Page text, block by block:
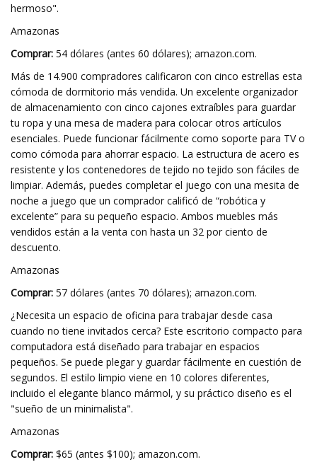
hermoso".
Amazonas
Comprar: 54 dólares (antes 60 dólares); amazon.com.
Más de 14.900 compradores calificaron con cinco estrellas esta
cómoda de dormitorio más vendida. Un excelente organizador
de almacenamiento con cinco cajones extraíbles para guardar
tu ropa y una mesa de madera para colocar otros artículos
esenciales. Puede funcionar fácilmente como soporte para TV o
como cómoda para ahorrar espacio. La estructura de acero es
resistente y los contenedores de tejido no tejido son fáciles de
limpiar. Además, puedes completar el juego con una mesita de
noche a juego que un comprador calificó de “robótica y
excelente” para su pequeño espacio. Ambos muebles más
vendidos están a la venta con hasta un 32 por ciento de
descuento.
Amazonas
Comprar: 57 dólares (antes 70 dólares); amazon.com.
¿Necesita un espacio de oficina para trabajar desde casa
cuando no tiene invitados cerca? Este escritorio compacto para
computadora está diseñado para trabajar en espacios
pequeños. Se puede plegar y guardar fácilmente en cuestión de
segundos. El estilo limpio viene en 10 colores diferentes,
incluido el elegante blanco mármol, y su práctico diseño es el
"sueño de un minimalista".
Amazonas
Comprar: $65 (antes $100); amazon.com.